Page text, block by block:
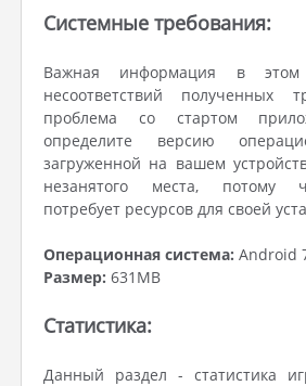
Системные требования:
Важная информация в этом
несоответствий полученных
проблема со стартом
определите версию
загруженной на вашем
незанятого места, потому
потребует ресурсов для своей
Операционная система: Android
Размер: 631MB
Статистика:
Данный раздел - статистика